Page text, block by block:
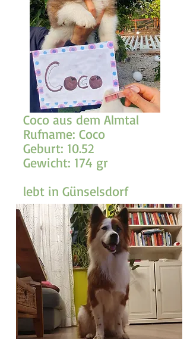
Coco aus dem Almtal
Rufname: Coco
Geburt: 10.52
Gewicht: 174 gr
lebt in Günselsdorf